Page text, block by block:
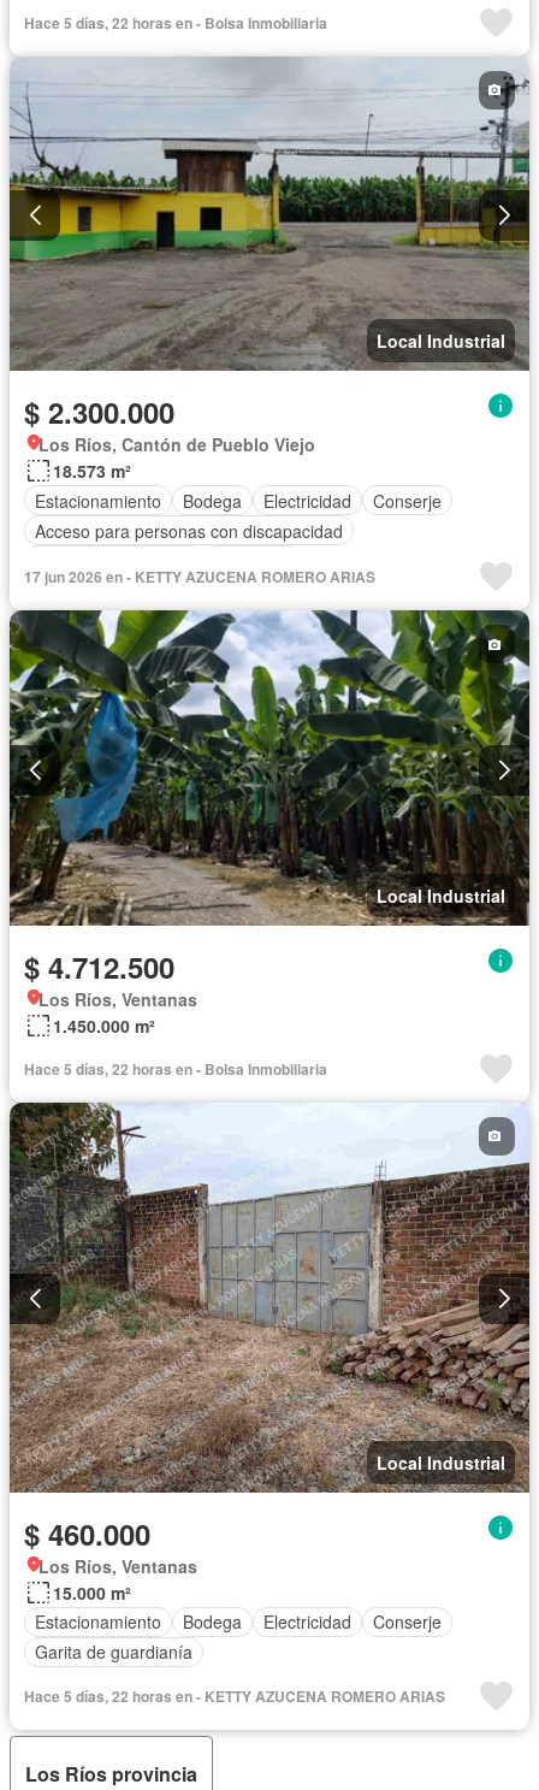
Hace 5 días, 22 horas en - Bolsa Inmobiliaria
Local Industrial
$ 2.300.000
Los Ríos, Cantón de Pueblo Viejo
18.573 m²
Estacionamiento
Bodega Electricidad
Conserje
Acceso para personas con discapacidad
17 jun 2026 en - KETTY AZUCENA ROMERO ARIAS
Local Industrial
$ 4.712.500
Los Ríos, Ventanas
1.450.000 m²
Hace 5 días, 22 horas en - Bolsa Inmobiliaria
Local Industrial
$ 460.000
Los Ríos, Ventanas
15.000 m²
Estacionamiento
Bodega Electricidad
Conserje
Garita de guardianía
Hace 5 días, 22 horas en - KETTY AZUCENA ROMERO ARIAS
Los Ríos provincia